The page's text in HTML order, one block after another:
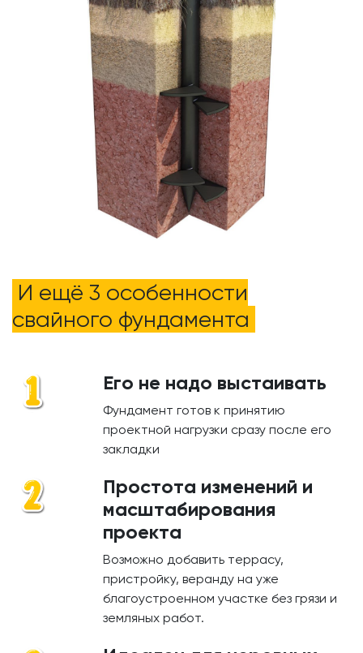
И ещё 3 особенности
свайного фундамента
Его не надо выстаивать
Фундамент готов к принятию
проектной нагрузки сразу после его
закладки
Простота изменений и
масштабирования
проекта
Возможно добавить террасу,
пристройку, веранду на уже
благоустроенном участке без грязи и
земляных работ.